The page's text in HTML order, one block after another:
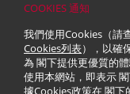
COOKIES 通知
我們使用Cookies（請
Cookies列表），以確
為 閣下提供更優質的
使用本網站，即表示
據Cookies政策在 閣下
© 2026 嘉里建設有限公司 (